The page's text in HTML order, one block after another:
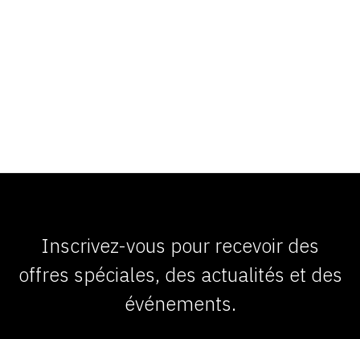
Inscrivez-vous pour recevoir des
offres spéciales, des actualités et des
événements.